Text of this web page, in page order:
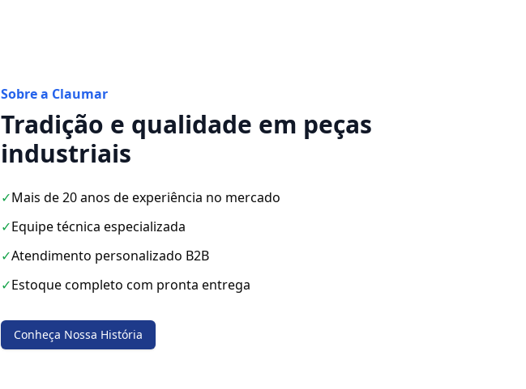
Sobre a Claumar
Tradição e qualidade em peças
industriais
✓Mais de 20 anos de experiência no mercado
✓Equipe técnica especializada
✓Atendimento personalizado B2B
✓Estoque completo com pronta entrega
Conheça Nossa História